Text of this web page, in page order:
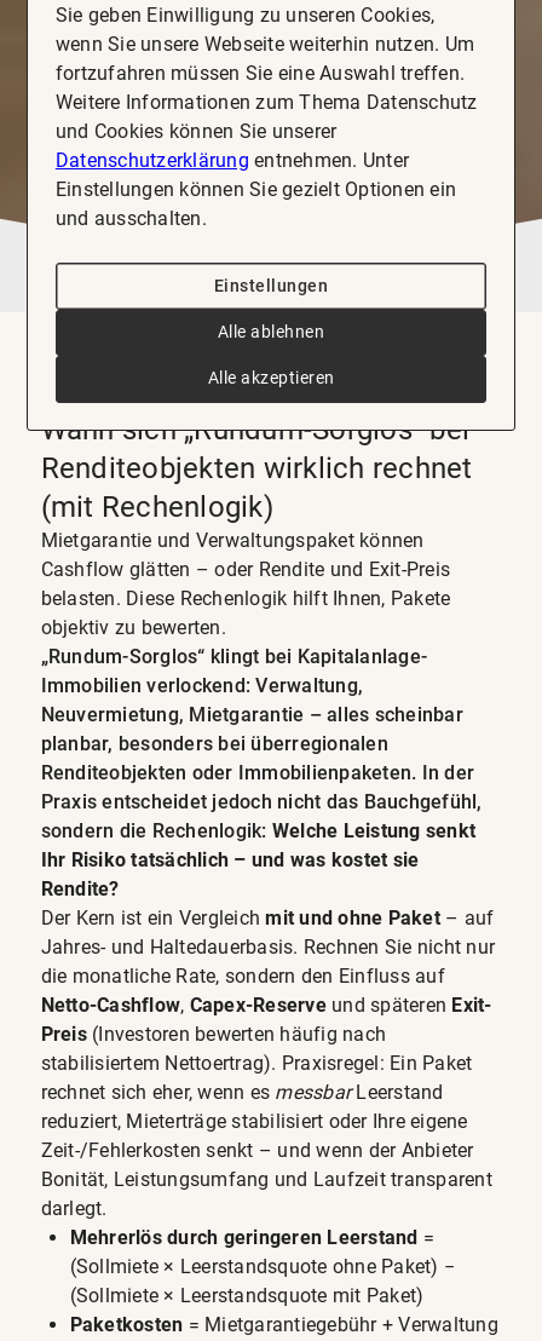
Mietgarantie & Verwaltungspaket:
Wann sich „Rundum-Sorglos“ bei
Renditeobjekten wirklich rechnet
(mit Rechenlogik)
Mietgarantie und Verwaltungspaket können
Cashflow glätten – oder Rendite und Exit-Preis
belasten. Diese Rechenlogik hilft Ihnen, Pakete
objektiv zu bewerten.
„Rundum-Sorglos“ klingt bei Kapitalanlage-
Immobilien verlockend: Verwaltung,
Neuvermietung, Mietgarantie – alles scheinbar
planbar, besonders bei überregionalen
Renditeobjekten oder Immobilienpaketen. In der
Praxis entscheidet jedoch nicht das Bauchgefühl,
sondern die Rechenlogik: Welche Leistung senkt
Ihr Risiko tatsächlich – und was kostet sie
Rendite?
Der Kern ist ein Vergleichmit und ohne Paket– auf
Jahres- und Haltedauerbasis. Rechnen Sie nicht nur
die monatliche Rate, sondern den Einfluss auf
Netto-Cashflow, Capex-Reserveund späteren Exit-
Preis(Investoren bewerten häufig nach
stabilisiertem Nettoertrag). Praxisregel: Ein Paket
rechnet sich eher, wenn es messbarLeerstand
reduziert, Mieterträge stabilisiert oder Ihre eigene
Zeit-/Fehlerkosten senkt – und wenn der Anbieter
Bonität, Leistungsumfang und Laufzeit transparent
darlegt.
Mehrerlös durch geringeren Leerstand =
(Sollmiete × Leerstandsquote ohne Paket) −
(Sollmiete × Leerstandsquote mit Paket)
Paketkosten = Mietgarantiegebühr + Verwaltung
Sie geben Einwilligung zu unseren Cookies,
wenn Sie unsere Webseite weiterhin nutzen. Um
fortzufahren müssen Sie eine Auswahl treffen.
Weitere Informationen zum Thema Datenschutz
und Cookies können Sie unserer
Datenschutzerklärung entnehmen. Unter
Einstellungen können Sie gezielt Optionen ein
und ausschalten.
Einstellungen
Alle ablehnen
Alle akzeptieren